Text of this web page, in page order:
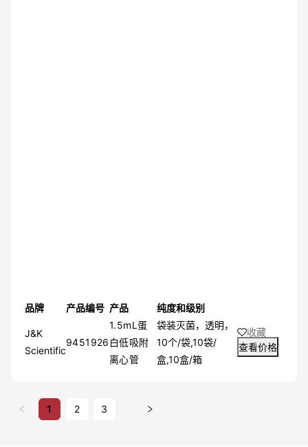
品牌 产品编号 产品 纯度和级别
J&K
Scientific
9451926
1.5mL蛋
白低吸附
离心管
袋装灭菌，透明，
10个/袋,10袋/
盒,10盒/箱
收藏
查看价格
1 2 3